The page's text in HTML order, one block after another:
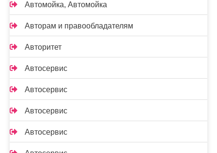
Автомойка, Автомойка
Авторам и правообладателям
Авторитет
Автосервис
Автосервис
Автосервис
Автосервис